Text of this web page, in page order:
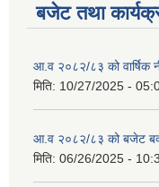
बजेट तथा
आ.व २०८२/८३ को वार्षिक
मिति: 10/27/2025 -
आ.व २०८२/८३ को बजेट
मिति: 06/26/2025 -